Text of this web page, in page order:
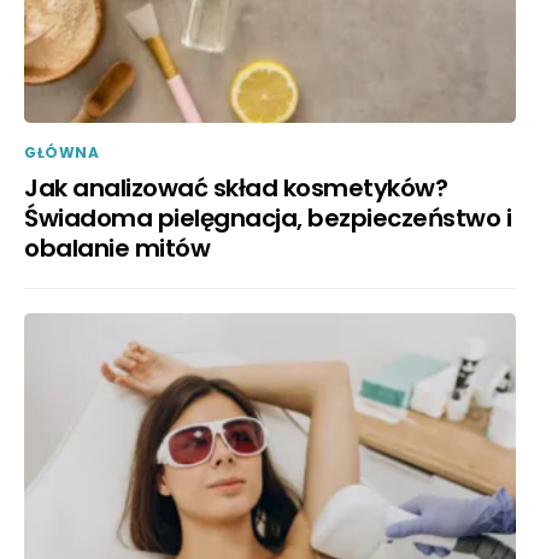
GŁÓWNA
Jak analizować skład kosmetyków?
Świadoma pielęgnacja, bezpieczeństwo i
obalanie mitów